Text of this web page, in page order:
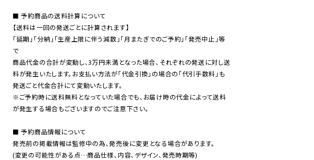
■ 予約商品の送料計算について
【送料は一回の発送ごとに計算されます】
「延期」「分納」「生産上限に伴う減数」「月またぎでのご予約」「発売中止」等
で
商品代金の合計が変動し、3万円未満となった場合、それぞれの発送に対し送
料が発生いたします。お支払い方法が「代金引換」の場合の「代引手数料」も
※ご予約時に送料無料となっていた場合でも、お届け時の代金によって送料
が発生する場合もございますのでご注意下さい。
■ 予約商品情報について
発売前の掲載情報は監修中の為、発売後に変更となる場合があります。
(変更の可能性がある点…商品仕様、内容、デザイン、発売時期等)